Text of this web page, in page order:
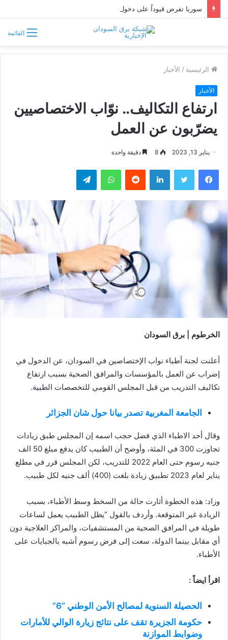
القائمة
الرئيسية / الأخبار
الأخبار
ارتفاع التكاليف.. نوّاب الاختصاصيين
يضرّبون عن العمل
يناير 13, 2023 8 دقيقة واحدة
فيسبوك تويتر لينكدإن واتساب تيلقرام
الخرطوم | برق السودان
أعلنت لجنة أطباء نواب الإختصاصين في السودان، عن الدخول في
إضراب عن العمل بالمؤسسات والمرافق الصحية بسبب ارتفاع
تكاليف التدريب من قبل المجلس القومي للتخصصات الطبية.
الجامعة المغربية تصدر بيانا حول شان الجزائر
وقال أحد الاطباء الذي فضل حجب اسمه إن المجلس طبق زيادات
تجاوزت 300 في المئة، وأوضح أن الطبيب كان يدفع مبلغ 50 الف
جنيه رسوم حتى العام 2022 للتدريب، لكن المجلس قرر في مطلع
يناير لعام 2023 تطبيق زيادة بلغت (400) ألف جنيه لكل طبيب.
وزاد: هذه الخطوة أثارت حالة من السخط وسط الأطباء، بسبب
الزيادة غير المتوقعة. وأردف بالقول “يظل الطبيب يعمل لساعات
طويلة في المرافق الصحية من المستشفيات، والمراكز العلاجية دون
أي مقابل بينما الدولة، سعت إلى فرض رسوم أشبه بالجبايات على
الأطباء.
اقرأ ايضاً :
الحصيلة السنوية لمصالح الأمن الوطني “6”
حكومة الجزيرة تقف على نتائج زيارة الوالي للأمارات
وضوابط الموازنة